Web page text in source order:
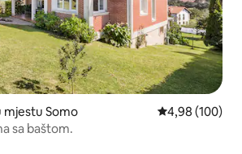
mjestu Somo prosječna
4,98 (100)
sa baštom.